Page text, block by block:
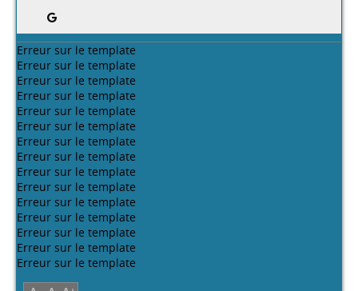
Erreur sur le template
Erreur sur le template
Erreur sur le template
Erreur sur le template
Erreur sur le template
Erreur sur le template
Erreur sur le template
Erreur sur le template
Erreur sur le template
Erreur sur le template
Erreur sur le template
Erreur sur le template
Erreur sur le template
Erreur sur le template
Erreur sur le template